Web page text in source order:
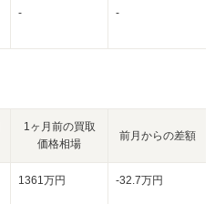
- -
1ヶ月前の買取
価格相場
前月からの差額
1361万円 -32.7万円